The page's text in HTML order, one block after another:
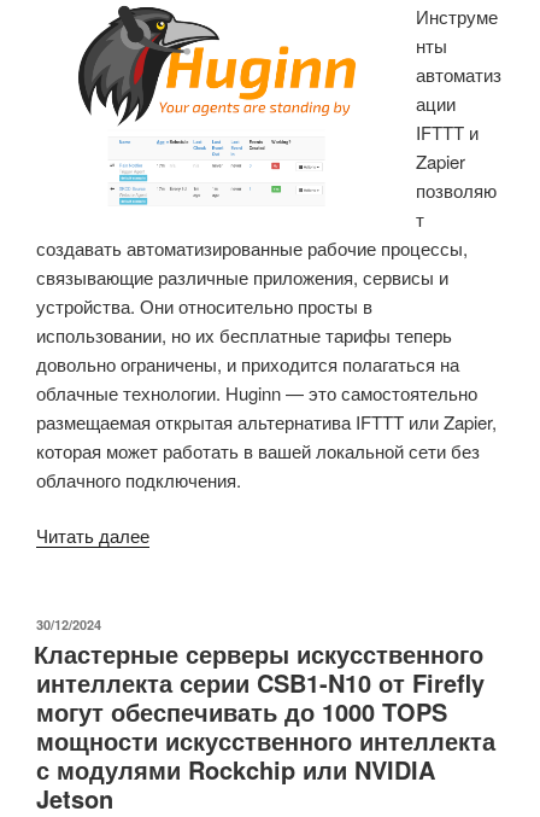
SoM»
Инструме
нты
автоматиз
ации
IFTTT и
Zapier
позволяю
т
создавать автоматизированные рабочие процессы,
связывающие различные приложения, сервисы и
устройства. Они относительно просты в
использовании, но их бесплатные тарифы теперь
довольно ограничены, и приходится полагаться на
облачные технологии. Huginn — это самостоятельно
размещаемая открытая альтернатива IFTTT или Zapier,
которая может работать в вашей локальной сети без
облачного подключения.
Читать далее«Huginn
размещаемая
платформа
с
открытым
исходным
ОПУБЛИКОВАНО
30/12/2024
Кластерные серверы искусственного
интеллекта серии CSB1-N10 от Firefly
могут обеспечивать до 1000 TOPS
мощности искусственного интеллекта
с модулями Rockchip или NVIDIA
Jetson